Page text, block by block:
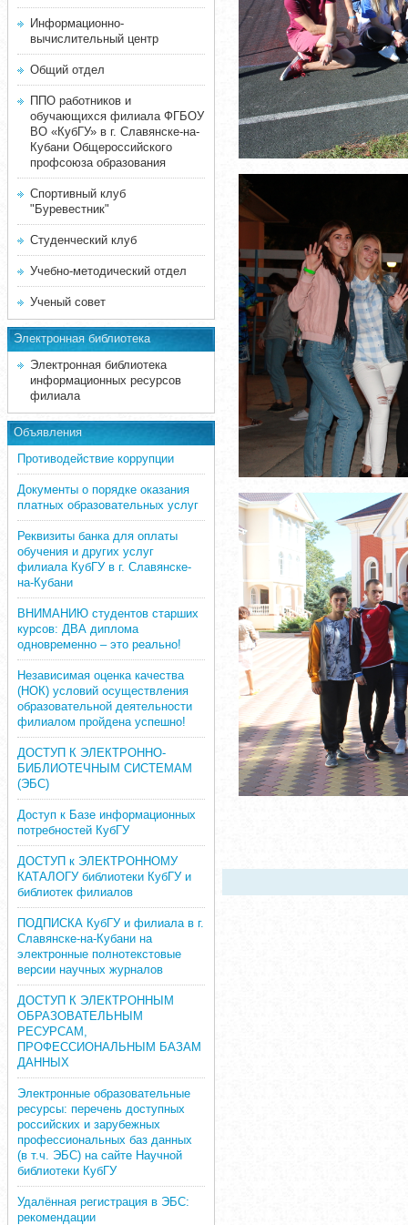
Информационно-
вычислительный центр
Общий отдел
ППО работников и
обучающихся филиала ФГБОУ
ВО «КубГУ» в г. Славянске-на-
Кубани Общероссийского
профсоюза образования
Спортивный клуб
"Буревестник"
Студенческий клуб
Учебно-методический отдел
Ученый совет
Электронная библиотека
Электронная библиотека
информационных ресурсов
филиала
Объявления
Противодействие коррупции
Документы о порядке оказания
платных образовательных услуг
Реквизиты банка для оплаты
обучения и других услуг
филиала КубГУ в г. Славянске-
на-Кубани
ВНИМАНИЮ студентов старших
курсов: ДВА диплома
одновременно – это реально!
Независимая оценка качества
(НОК) условий осуществления
образовательной деятельности
филиалом пройдена успешно!
ДОСТУП К ЭЛЕКТРОННО-
БИБЛИОТЕЧНЫМ СИСТЕМАМ
(ЭБС)
Доступ к Базе информационных
потребностей КубГУ
ДОСТУП к ЭЛЕКТРОННОМУ
КАТАЛОГУ библиотеки КубГУ и
библиотек филиалов
ПОДПИСКА КубГУ и филиала в г.
Славянске-на-Кубани на
электронные полнотекстовые
версии научных журналов
ДОСТУП К ЭЛЕКТРОННЫМ
ОБРАЗОВАТЕЛЬНЫМ
РЕСУРСАМ,
ПРОФЕССИОНАЛЬНЫМ БАЗАМ
ДАННЫХ
Электронные образовательные
ресурсы: перечень доступных
российских и зарубежных
профессиональных баз данных
(в т.ч. ЭБС) на сайте Научной
библиотеки КубГУ
Удалённая регистрация в ЭБС:
рекомендации